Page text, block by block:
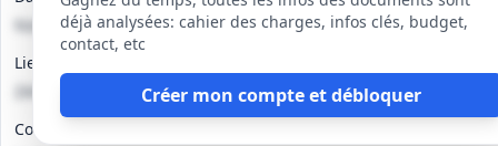
déjà analysées: cahier des charges, infos clés, budget,
contact, etc
Créer mon compte et débloquer
Non précisé
Lieu
ZAC Nicopolis, 614 rue des Lauriers, 83170 Brignoles
Contact